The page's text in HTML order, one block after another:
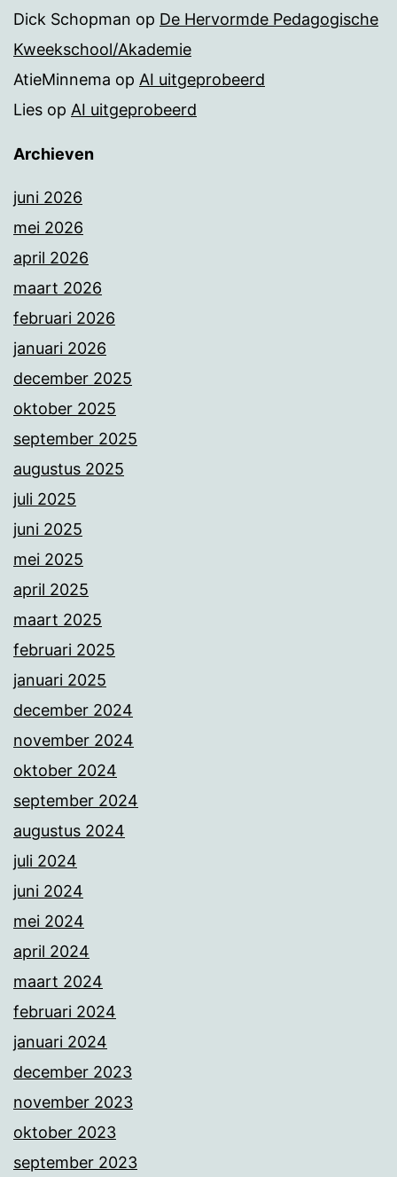
Dick Schopman op De Hervormde Pedagogische
Kweekschool/Akademie
AtieMinnema op AI uitgeprobeerd
Lies op AI uitgeprobeerd
Archieven
juni 2026
mei 2026
april 2026
maart 2026
februari 2026
januari 2026
december 2025
oktober 2025
september 2025
augustus 2025
juli 2025
juni 2025
mei 2025
april 2025
maart 2025
februari 2025
januari 2025
december 2024
november 2024
oktober 2024
september 2024
augustus 2024
juli 2024
juni 2024
mei 2024
april 2024
maart 2024
februari 2024
januari 2024
december 2023
november 2023
oktober 2023
september 2023